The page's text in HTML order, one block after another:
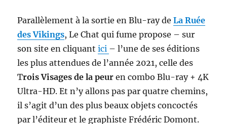
Parallèlement à la sortie en Blu-ray deLa Ruée
des Vikings, Le Chat qui fume propose – sur
son site en cliquantici – l’une de ses éditions
les plus attendues de l’année 2021, celle des
Trois Visages de la peur en combo Blu-ray + 4K
Ultra-HD. Et n’y allons pas par quatre chemins,
il s’agit d’un des plus beaux objets concoctés
par l’éditeur et le graphiste Frédéric Domont.